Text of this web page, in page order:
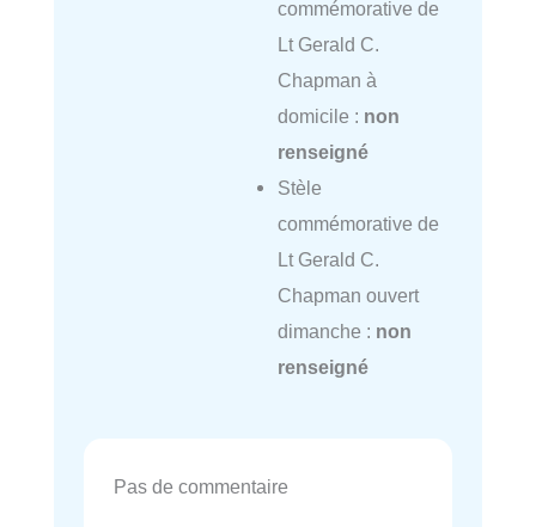
commémorative de
Lt Gerald C.
Chapman à
domicile : non
renseigné
Stèle
commémorative de
Lt Gerald C.
Chapman ouvert
dimanche : non
renseigné
Pas de commentaire